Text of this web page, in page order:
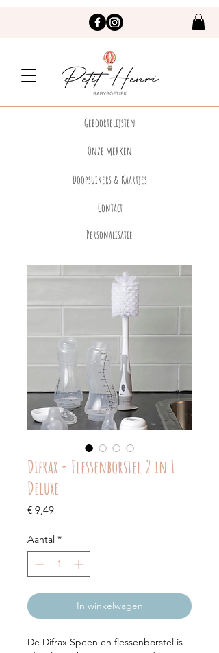
Geboortelijsten
Onze merken
Doopsuikers & Kaartjes
Contact
Personalisatie
Difrax - Flessenborstel 2 in 1
Deluxe
€ 9,49Prijs
Aantal *
In winkelwagen
De Difrax Speen en flessenborstel is